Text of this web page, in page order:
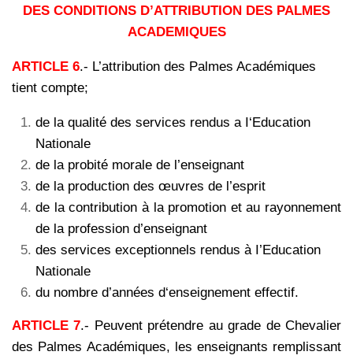
DES CONDITIONS D’ATTRIBUTION DES PALMES
ACADEMIQUES
ARTICLE 6.- L’attribution des Palmes Académiques
tient compte;
de la qualité des services rendus a I‘Education
Nationale
de la probité morale de l’enseignant
de la production des œuvres de l’esprit
de la contribution à la promotion et au rayonnement
de la profession d’enseignant
des services exceptionnels rendus à I’Education
Nationale
du nombre d’années d‘enseignement effectif.
ARTICLE 7.- Peuvent prétendre au grade de Chevalier
des Palmes Académiques, les enseignants remplissant